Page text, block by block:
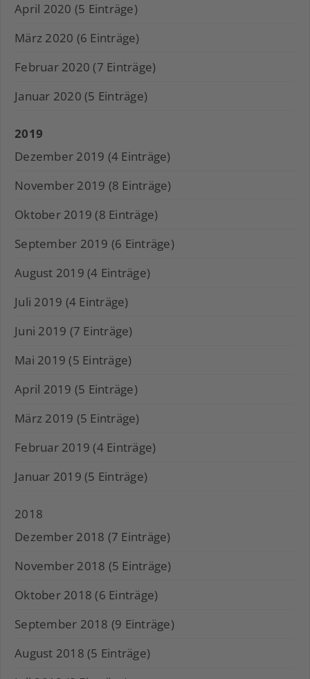
April 2020 (5 Einträge)
März 2020 (6 Einträge)
Februar 2020 (7 Einträge)
Januar 2020 (5 Einträge)
2019
Dezember 2019 (4 Einträge)
November 2019 (8 Einträge)
Oktober 2019 (8 Einträge)
September 2019 (6 Einträge)
August 2019 (4 Einträge)
Juli 2019 (4 Einträge)
Juni 2019 (7 Einträge)
Mai 2019 (5 Einträge)
April 2019 (5 Einträge)
März 2019 (5 Einträge)
Februar 2019 (4 Einträge)
Januar 2019 (5 Einträge)
2018
Dezember 2018 (7 Einträge)
November 2018 (5 Einträge)
Oktober 2018 (6 Einträge)
September 2018 (9 Einträge)
August 2018 (5 Einträge)